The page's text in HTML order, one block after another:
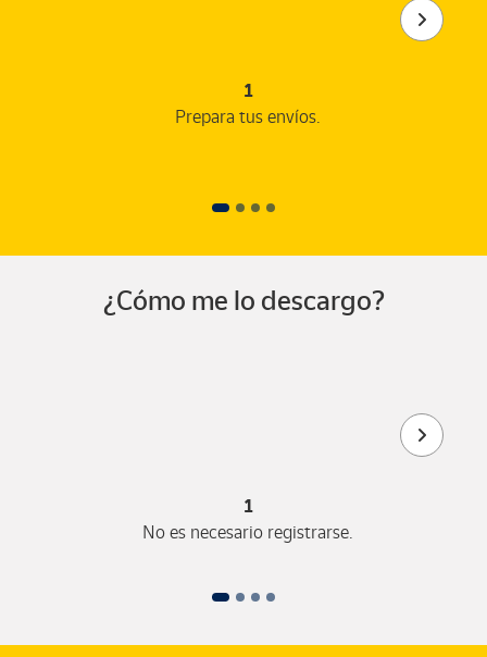
1
Prepara tus envíos.
¿Cómo me lo descargo?
1
No es necesario registrarse.